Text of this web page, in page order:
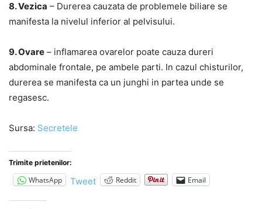
8. Vezica – Durerea cauzata de problemele biliare se
manifesta la nivelul inferior al pelvisului.
9. Ovare – inflamarea ovarelor poate cauza dureri
abdominale frontale, pe ambele parti. In cazul chisturilor,
durerea se manifesta ca un junghi in partea unde se
regasesc.
Sursa: Secretele
Trimite prietenilor:
WhatsApp Tweet Reddit Email